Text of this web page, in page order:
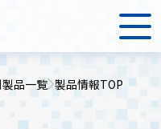
品一覧 製品情報TOP